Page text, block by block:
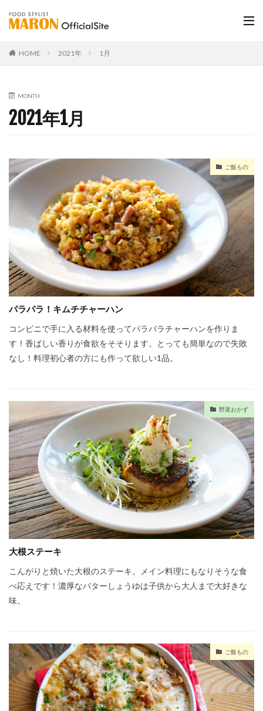
HOME 2021年 1月
MONTH
2021年1月
ご飯もの
パラパラ！キムチチャーハン
コンビニで手に入る材料を使ってパラパラチャーハンを作りま
す！香ばしい香りが食欲をそそります。とっても簡単なので失敗
なし！料理初心者の方にも作って欲しい1品。
野菜おかず
大根ステーキ
こんがりと焼いた大根のステーキ。メイン料理にもなりそうな食
べ応えです！濃厚なバターしょうゆは子供から大人まで大好きな
味。
ご飯もの